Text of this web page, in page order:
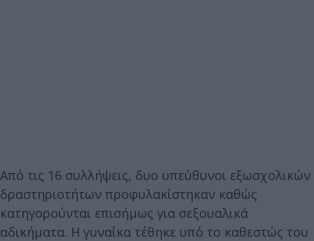
Από τις 16 συλλήψεις, δυο υπεύθυνοι εξωσχολικών
δραστηριοτήτων προφυλακίστηκαν καθώς
κατηγορούνται επισήμως για σεξουαλικά
αδικήματα. Η γυναίκα τέθηκε υπό το καθεστώς του